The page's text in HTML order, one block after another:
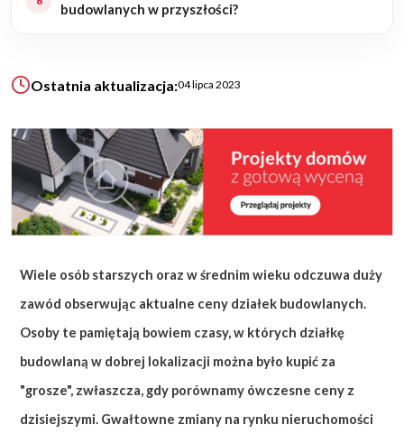
O NAS
KONAKT
ZAPISZ SIĘ
budowlanych w przyszłości?
Ostatnia aktualizacja:04 lipca 2023
Wiele osób starszych oraz w średnim wieku odczuwa duży
zawód obserwując aktualne ceny działek budowlanych.
Osoby te pamiętają bowiem czasy, w których działkę
budowlaną w dobrej lokalizacji można było kupić za
"grosze", zwłaszcza, gdy porównamy ówczesne ceny z
dzisiejszymi. Gwałtowne zmiany na rynku nieruchomości